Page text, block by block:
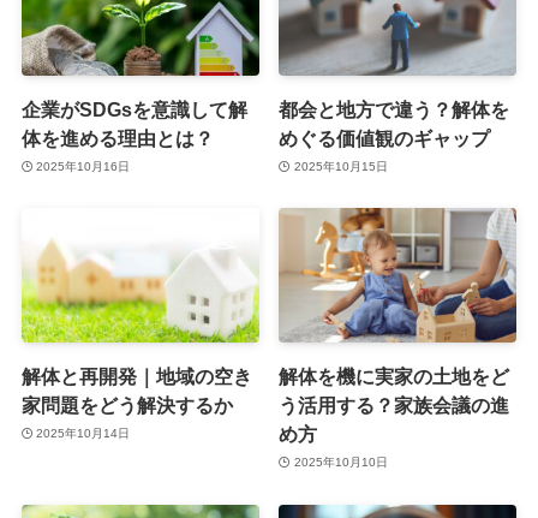
企業がSDGsを意識して解
体を進める理由とは？
2025年10月16日
都会と地方で違う？解体を
めぐる価値観のギャップ
2025年10月15日
解体と再開発｜地域の空き
家問題をどう解決するか
2025年10月14日
解体を機に実家の土地をど
う活用する？家族会議の進
め方
2025年10月10日